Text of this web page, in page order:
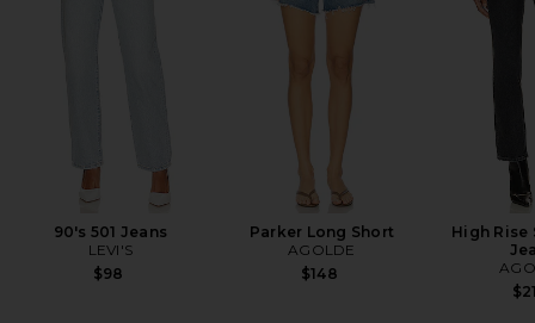
90's 501 Jeans
LEVI'S
$98
Parker Long Short
AGOLDE
$148
High Rise